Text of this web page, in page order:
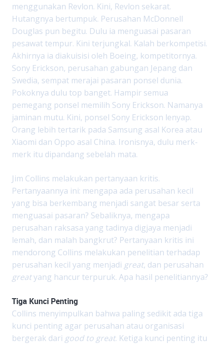
menggunakan Revlon. Kini, Revlon sekarat.
Hutangnya bertumpuk. Perusahan McDonnell
Douglas pun begitu. Dulu ia menguasai pasaran
pesawat tempur. Kini terjungkal. Kalah berkompetisi.
Akhirnya ia diakuisisi oleh Boeing, kompetitornya.
Sony Erickson, perusahan gabungan Jepang dan
Swedia, sempat merajai pasaran ponsel dunia.
Pokoknya dulu top banget. Hampir semua
pemegang ponsel memilih Sony Erickson. Namanya
jaminan mutu. Kini, ponsel Sony Erickson lenyap.
Orang lebih tertarik pada Samsung asal Korea atau
Xiaomi dan Oppo asal China. Ironisnya, dulu merk-
merk itu dipandang sebelah mata.
Jim Collins melakukan pertanyaan kritis.
Pertanyaannya ini: mengapa ada perusahan kecil
yang bisa berkembang menjadi sangat besar serta
menguasai pasaran? Sebaliknya, mengapa
perusahan raksasa yang tadinya digjaya menjadi
lemah, dan malah bangkrut? Pertanyaan kritis ini
mendorong Collins melakukan penelitian terhadap
perusahan kecil yang menjadi great, dan perusahan
greatyang hancur terpuruk. Apa hasil penelitiannya?
Tiga Kunci Penting
Collins menyimpulkan bahwa paling sedikit ada tiga
kunci penting agar perusahan atau organisasi
bergerak dari good to great. Ketiga kunci penting itu